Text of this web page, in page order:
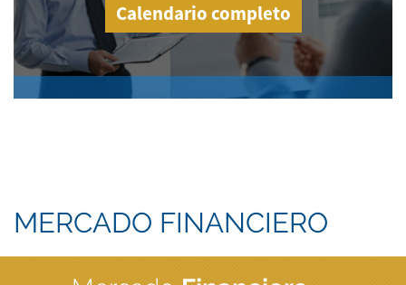
Calendario completo
MERCADO FINANCIERO